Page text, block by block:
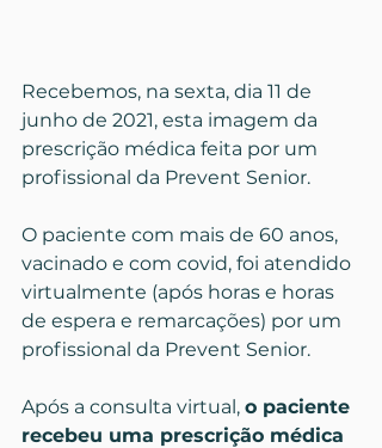
Recebemos, na sexta, dia 11 de
junho de 2021, esta imagem da
prescrição médica feita por um
profissional da Prevent Senior.
O paciente com mais de 60 anos,
vacinado e com covid, foi atendido
virtualmente (após horas e horas
de espera e remarcações) por um
profissional da Prevent Senior.
Após a consulta virtual, o paciente
recebeu uma prescrição médica